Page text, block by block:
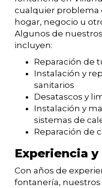
cualquier problema
hogar, negocio u
Algunos de
incluyen:
Reparación de
Instalación y
sanitarios
Desatascos y
Instalación y
sistemas de
Reparación de
Experiencia
Con años de
fontanería,